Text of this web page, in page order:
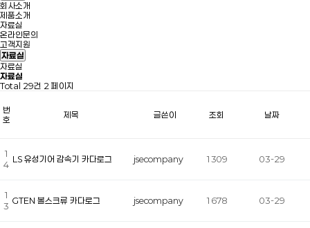
회사소개
제품소개
자료실
온라인문의
고객지원
자료실
자료실
자료실
Total 29건 2 페이지
번
호
제목 글쓴이 조회 날짜
1
4
LS 유성기어 감속기 카다로그 jsecompany 1309 03-29
1
3
GTEN 볼스크류 카다로그 jsecompany 1678 03-29